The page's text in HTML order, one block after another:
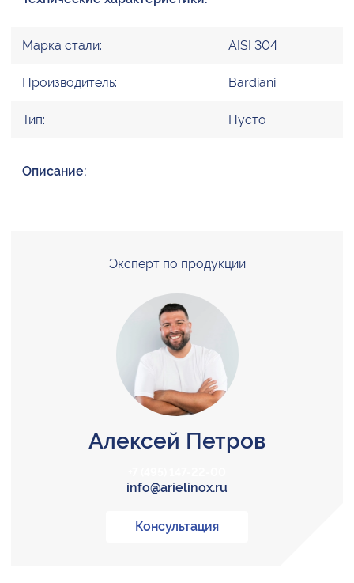
Марка стали: AISI 304
Производитель: Bardiani
Тип: Пусто
Описание:
Эксперт по продукции
Алексей Петров
info@arielinox.ru
Консультация